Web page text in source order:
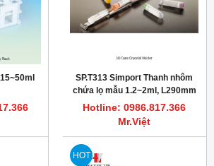
SP.T313 Simport Thanh nhôm
chứa lọ mẫu 1.2~2ml, L290mm
Hotline: 0986.817.366
Mr.Việt
HOT